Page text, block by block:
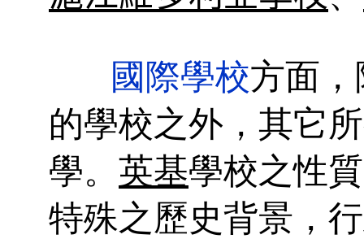
國際學校方面
的學校之外，其它
學。 英基學校之性
特殊之歷史背景，